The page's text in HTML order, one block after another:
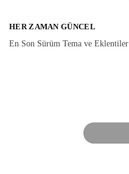
HER ZAMAN GÜNCEL
En Son Sürüm Tema ve Eklentiler